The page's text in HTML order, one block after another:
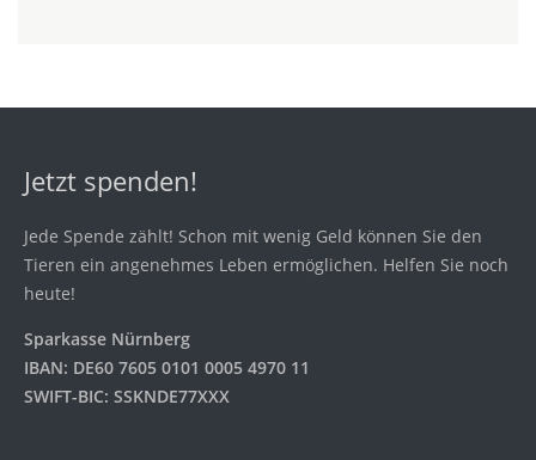
Jetzt spenden!
Jede Spende zählt! Schon mit wenig Geld können Sie den
Tieren ein angenehmes Leben ermöglichen. Helfen Sie noch
heute!
Sparkasse Nürnberg
IBAN: DE60 7605 0101 0005 4970 11
SWIFT-BIC: SSKNDE77XXX